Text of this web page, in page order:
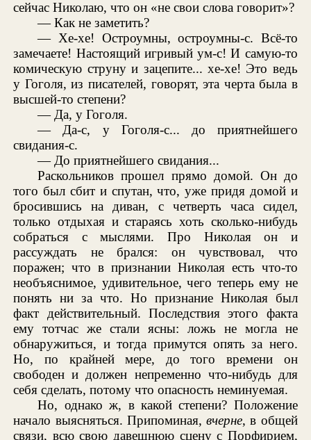
сейчас Николаю, что он «не свои слова говорит»?
— Как не заметить?
— Хе-хе! Остроумны, остроумны-с. Всё-то
замечаете! Настоящий игривый ум-с! И самую-то
комическую струну и зацепите... хе-хе! Это ведь
у Гоголя, из писателей, говорят, эта черта была в
высшей-то степени?
— Да, у Гоголя.
— Да-с, у Гоголя-с... до приятнейшего
свидания-с.
— До приятнейшего свидания...
Раскольников прошел прямо домой. Он до
того был сбит и спутан, что, уже придя домой и
бросившись на диван, с четверть часа сидел,
только отдыхая и стараясь хоть сколько-нибудь
собраться с мыслями. Про Николая он и
рассуждать не брался: он чувствовал, что
поражен; что в признании Николая есть что-то
необъяснимое, удивительное, чего теперь ему не
понять ни за что. Но признание Николая был
факт действительный. Последствия этого факта
ему тотчас же стали ясны: ложь не могла не
обнаружиться, и тогда примутся опять за него.
Но, по крайней мере, до того времени он
свободен и должен непременно что-нибудь для
себя сделать, потому что опасность неминуемая.
Но, однако ж, в какой степени? Положение
начало выясняться. Припоминая,вчерне, в общей
связи, всю свою давешнюю сцену с Порфирием,